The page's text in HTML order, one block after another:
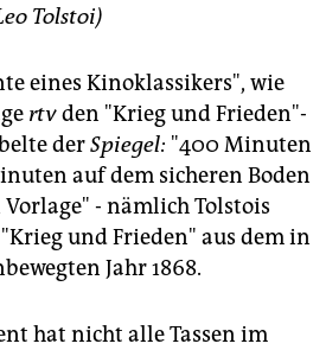
Tolstoi)
eines Kinoklassikers", wie
rtvden "Krieg und Frieden"-
derSpiegel: "400 Minuten
auf dem sicheren Boden
- nämlich Tolstois
und Frieden" aus dem in
Jahr 1868.
hat nicht alle Tassen im